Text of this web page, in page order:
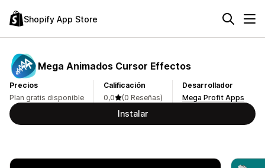
Shopify App Store
Mega Animados Cursor Effectos
Precios
Plan gratis disponible
Calificación
0,0
(0 Reseñas)
Desarrollador
Mega Profit Apps
Instalar